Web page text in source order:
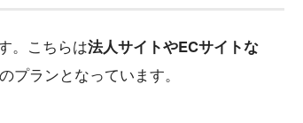
。こちらは法人サイトやECサイトな
のプランとなっています。